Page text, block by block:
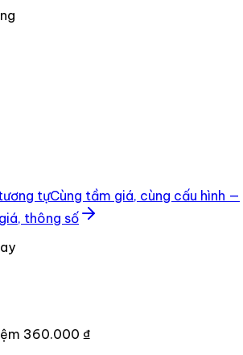
tựCùng tầm giá, cùng cấu hình —
thông số
360.000 ₫